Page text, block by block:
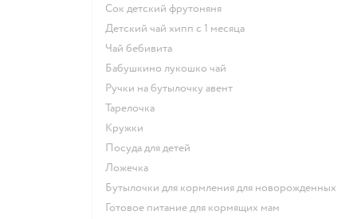
сок детский фрутоняня
детский чай хипп с 1 месяца
чай бебивита
бабушкино лукошко чай
ручки на бутылочку авент
тарелочка
кружки
посуда для детей
ложечка
бутылочки для кормления для новорожденных
готовое питание для кормящих мам